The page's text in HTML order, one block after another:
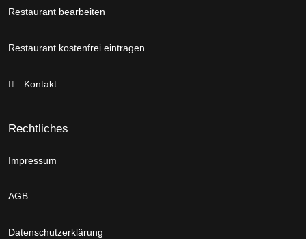
Restaurant bearbeiten
Restaurant kostenfrei eintragen
Kontakt
Rechtliches
Impressum
AGB
Datenschutzerklärung